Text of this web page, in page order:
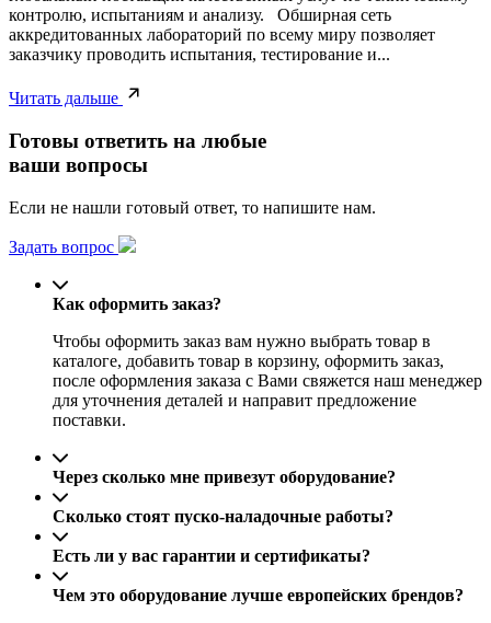
контролю, испытаниям и анализу. Обширная сеть
аккредитованных лабораторий по всему миру позволяет
заказчику проводить испытания, тестирование и...
Читать дальше
Готовы ответить на любые
ваши вопросы
Если не нашли готовый ответ, то напишите нам.
Задать вопрос
Как оформить заказ?
Чтобы оформить заказ вам нужно выбрать товар в
каталоге, добавить товар в корзину, оформить заказ,
после оформления заказа с Вами свяжется наш менеджер
для уточнения деталей и направит предложение
поставки.
Через сколько мне привезут оборудование?
Сколько стоят пуско-наладочные работы?
Есть ли у вас гарантии и сертификаты?
Чем это оборудование лучше европейских брендов?